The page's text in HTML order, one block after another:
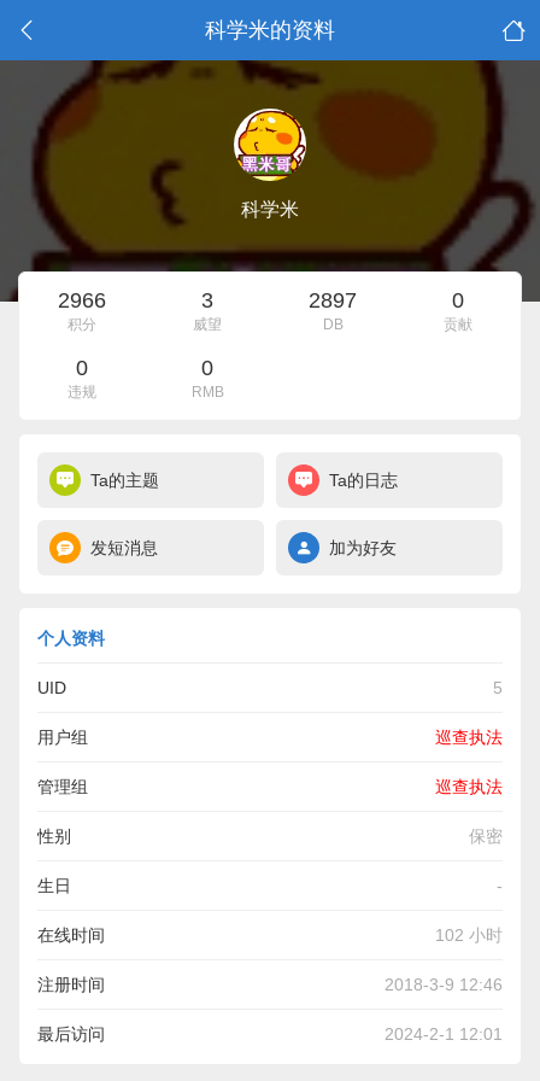
科学米的资料
科学米
2966
积分
3
威望
2897
DB
0
贡献
0
违规
0
RMB
Ta的主题 Ta的日志
发短消息 加为好友
个人资料
UID 5
用户组 巡查执法
管理组 巡查执法
性别 保密
生日 -
在线时间 102 小时
注册时间 2018-3-9 12:46
最后访问 2024-2-1 12:01